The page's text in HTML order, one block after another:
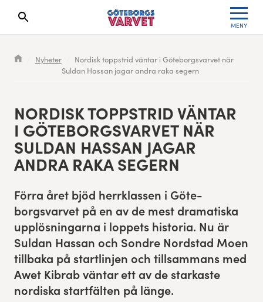
MENY
Sökresultaten dyker upp här
Nyheter
Nordisk toppstrid väntar i Göteborgsvarvet när
Suldan Hassan jagar andra raka segern
NORDISK TOPP­STRID VÄN­TAR
I GÖTE­BORGSVARVET NÄR
SUL­DAN HAS­SAN JAGAR
ANDRA RAKA SEGERN
För­ra året bjöd her­rk­lassen i Göte­
borgsvarvet på en av de mest drama­tiska
upplös­ningar­na i lop­pets his­to­ria. Nu är
Sul­dan Has­san och Son­dre Nord­stad Moen
till­ba­ka på star­tlin­jen och till­sam­mans med
Awet Kibrab vän­tar ett av de starkaste
nordiska start­fäl­ten på länge.
Deltagarinformation
Bana
Göteborgsvarvet Expo
Löparinspiration och träning
Spring för välgörenhet
Göteborgsvarvet familjeområde
Res, bo, upplev
Stafettvarvet
Minivarvet
Lilla Varvet
Varvetmilen
Evenemangs- & mediepartners
Partners Varvetveckan
Partnerportal
Resultatarkiv